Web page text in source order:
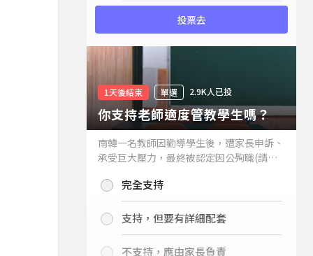
投票去
1天後結束 單選 2.9K人已投
你支持老師適度管教學生嗎？
南韓一名教師因勸導學生後，遭家長申訴、
承受巨大壓力，最終被認定因公殉職(請見
你支持老師適度管教學生嗎？
完全支持
支持，但要有詳細配套
不支持，應由家長負責